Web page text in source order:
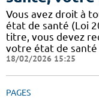
Vous avez droit à
état de santé (Loi
titre, vous devez
votre état de santé
18/02/2026 15:25
PAGES